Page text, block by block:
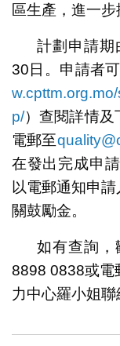
區生產，進一步
計劃申請期
30日。申請者
p/）查閱詳情及
電郵至
在發出完成申
以電郵通知申
關鼓勵金。
如有查詢，
8898 0838或
力中心羅小姐聯